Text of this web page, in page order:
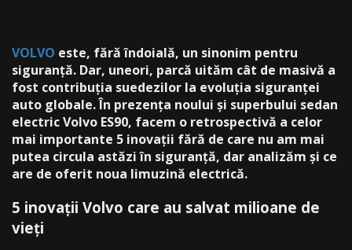
VOLVO este, fără îndoială, un sinonim pentru
siguranță. Dar, uneori, parcă uităm cât de masivă a
fost contribuția suedezilor la evoluția siguranței
auto globale. În prezența noului și superbului sedan
electric Volvo ES90, facem o retrospectivă a celor
mai importante 5 inovații fără de care nu am mai
putea circula astăzi în siguranță, dar analizăm și ce
are de oferit noua limuzină electrică.
5 inovații Volvo care au salvat milioane de
vieți